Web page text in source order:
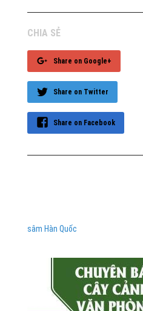
CHIA SẺ
Share on Google+
Share on Twitter
Share on Facebook
sâm Hàn Quốc